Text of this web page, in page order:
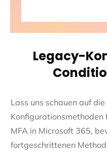
Legacy-
Lass uns schauen auf
MFA in Microsoft 365,
fortgeschrittenen